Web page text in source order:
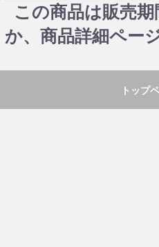
この商品は販売
か、商品詳細ペー
トップ